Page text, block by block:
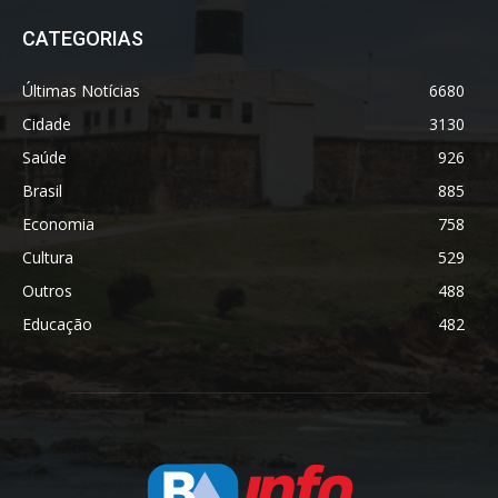
CATEGORIAS
Últimas Notícias
6680
Cidade
3130
Saúde
926
Brasil
885
Economia
758
Cultura
529
Outros
488
Educação
482